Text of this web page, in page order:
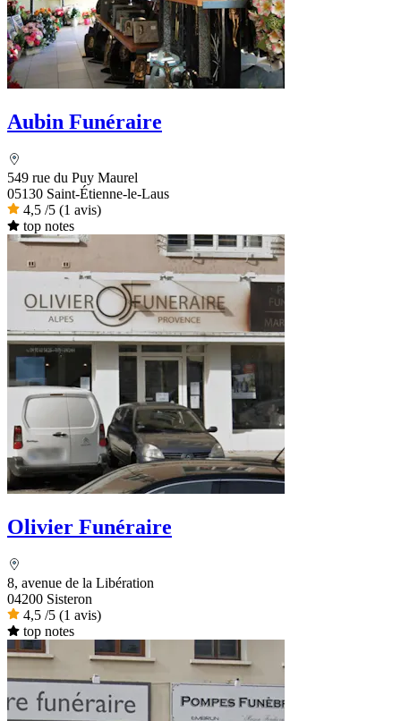
Aubin Funéraire
549 rue du Puy Maurel
05130 Saint-Étienne-le-Laus
4,5 /5 (1 avis)
top notes
Olivier Funéraire
8, avenue de la Libération
04200 Sisteron
4,5 /5 (1 avis)
top notes